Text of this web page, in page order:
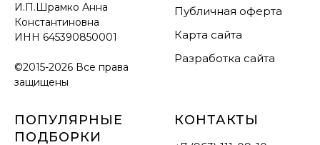
И.П.Шрамко Анна
Константиновна
ИНН 645390850001
©2015-2026 Все права
защищены
Публичная оферта
Карта сайта
Разработка сайта
ПОПУЛЯРНЫЕ
ПОДБОРКИ
КОНТАКТЫ